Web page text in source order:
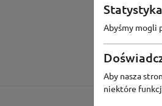
Statystyka
Abyśmy mogli
Aby nasza
niektóre